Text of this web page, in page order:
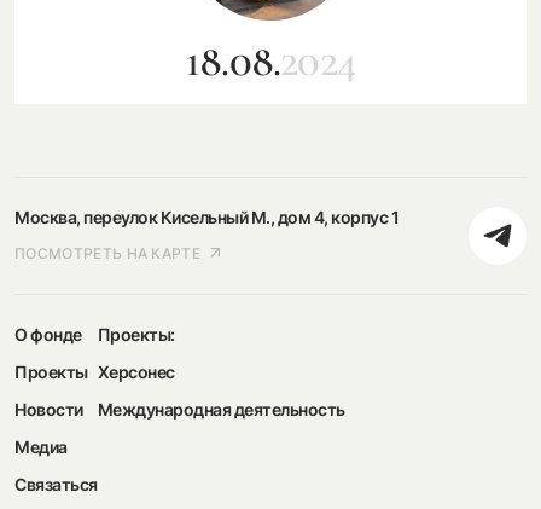
18.08.2024
Москва, переулок Кисельный М., дом 4, корпус 1
ПОСМОТРЕТЬ НА КАРТЕ
О фонде
Проекты
Новости
Медиа
Связаться
Проекты:
Херсонес
Международная деятельность